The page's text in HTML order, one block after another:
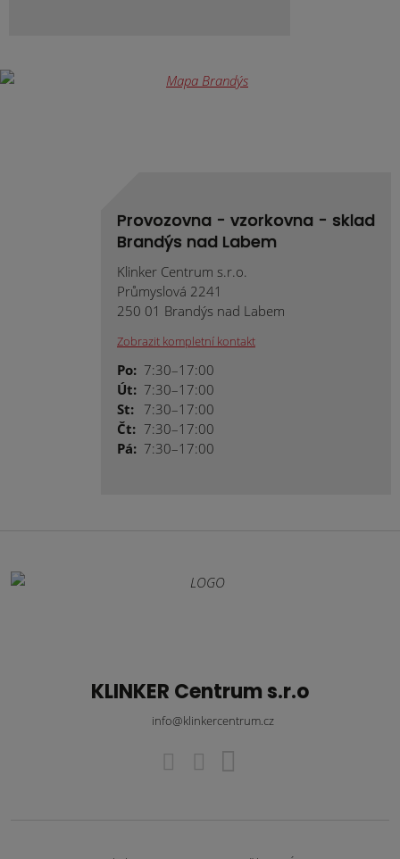
Provozovna - vzorkovna - sklad
Brandýs nad Labem
Klinker Centrum s.r.o.
Průmyslová 2241
250 01 Brandýs nad Labem
Zobrazit kompletní kontakt
Po: 7:30–17:00
Út: 7:30–17:00
St: 7:30–17:00
Čt: 7:30–17:00
Pá: 7:30–17:00
KLINKER Centrum s.r.o
info@klinkercentrum.cz